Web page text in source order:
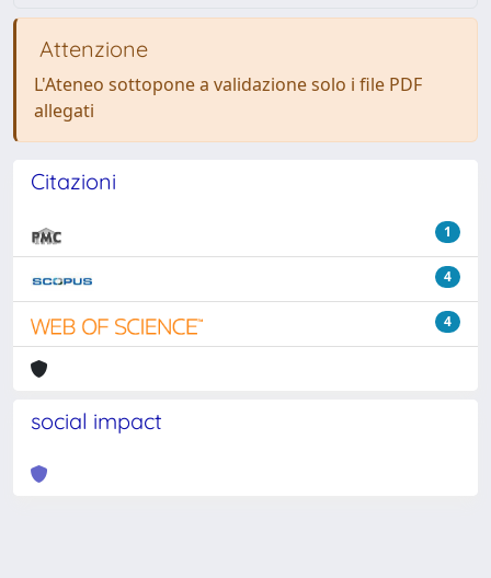
Attenzione
L'Ateneo sottopone a validazione solo i file PDF
allegati
Citazioni
1
4
4
social impact